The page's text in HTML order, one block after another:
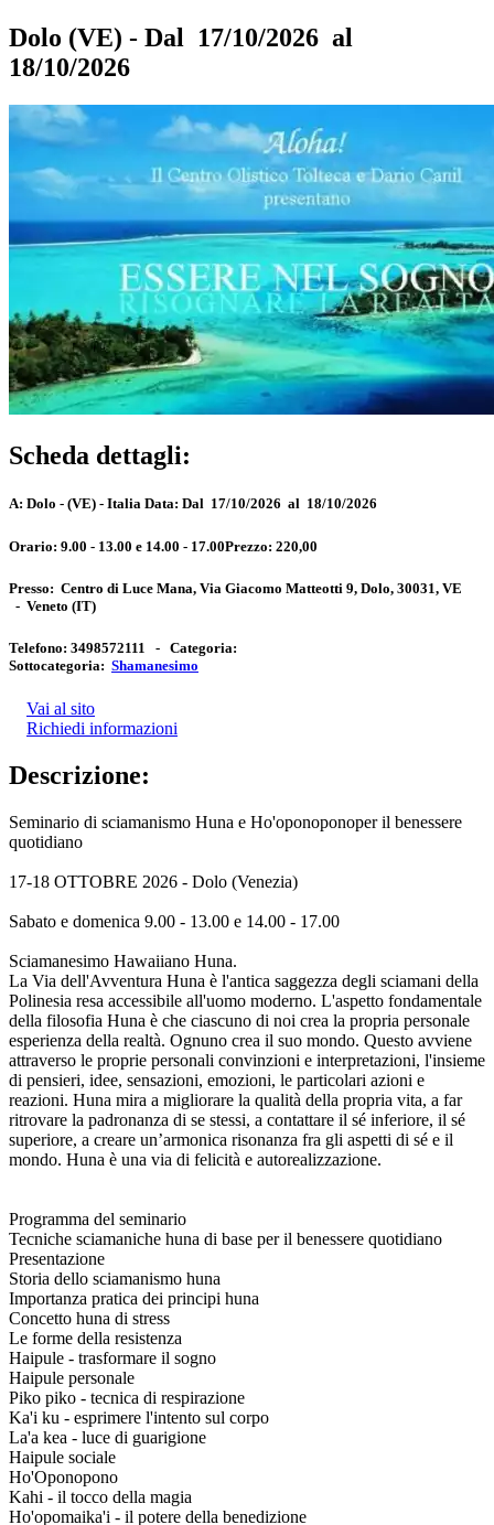
Dolo (VE) - Dal 17/10/2026 al
18/10/2026
Scheda dettagli:
A: Dolo - (VE) - Italia Data: Dal 17/10/2026 al 18/10/2026
Orario: 9.00 - 13.00 e 14.00 - 17.00Prezzo: 220,00
Presso: Centro di Luce Mana, Via Giacomo Matteotti 9, Dolo, 30031, VE
- Veneto (IT)
Telefono: 3498572111 - Categoria:
Sottocategoria: Shamanesimo
Vai al sito
Richiedi informazioni
Descrizione:
Seminario di sciamanismo Huna e Ho'oponoponoper il benessere
quotidiano
17-18 OTTOBRE 2026 - Dolo (Venezia)
Sabato e domenica 9.00 - 13.00 e 14.00 - 17.00
Sciamanesimo Hawaiiano Huna.
La Via dell'Avventura Huna è l'antica saggezza degli sciamani della
Polinesia resa accessibile all'uomo moderno. L'aspetto fondamentale
della filosofia Huna è che ciascuno di noi crea la propria personale
esperienza della realtà. Ognuno crea il suo mondo. Questo avviene
attraverso le proprie personali convinzioni e interpretazioni, l'insieme
di pensieri, idee, sensazioni, emozioni, le particolari azioni e
reazioni. Huna mira a migliorare la qualità della propria vita, a far
ritrovare la padronanza di se stessi, a contattare il sé inferiore, il sé
superiore, a creare un’armonica risonanza fra gli aspetti di sé e il
mondo. Huna è una via di felicità e autorealizzazione.
Programma del seminario
Tecniche sciamaniche huna di base per il benessere quotidiano
Presentazione
Storia dello sciamanismo huna
Importanza pratica dei principi huna
Concetto huna di stress
Le forme della resistenza
Haipule - trasformare il sogno
Haipule personale
Piko piko - tecnica di respirazione
Ka'i ku - esprimere l'intento sul corpo
La'a kea - luce di guarigione
Haipule sociale
Ho'Oponopono
Kahi - il tocco della magia
Ho'opomaika'i - il potere della benedizione